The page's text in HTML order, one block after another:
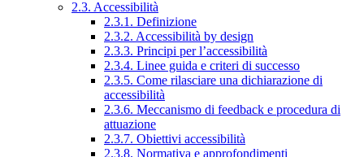
2.3. Accessibilità
2.3.1. Definizione
2.3.2. Accessibilità by design
2.3.3. Principi per l’accessibilità
2.3.4. Linee guida e criteri di successo
2.3.5. Come rilasciare una dichiarazione di
accessibilità
2.3.6. Meccanismo di feedback e procedura di
attuazione
2.3.7. Obiettivi accessibilità
2.3.8. Normativa e approfondimenti